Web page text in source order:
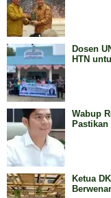
Dosen
HTN
Wabup
Ketua